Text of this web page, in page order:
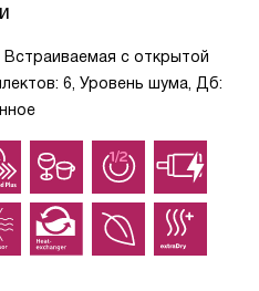
Встраиваемая с открытой
6, Уровень шума, Дб: